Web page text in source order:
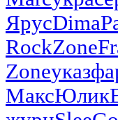
ЯрусDima
RockZone
Zoneуказ
МаксЮлик